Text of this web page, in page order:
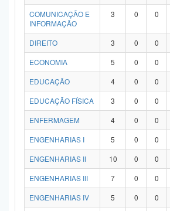
COMUNICAÇÃO E
INFORMAÇÃO
3 0 0
DIREITO 3 0 0
ECONOMIA
5 0 0
EDUCAÇÃO
4 0 0
EDUCAÇÃO FÍSICA
3 0 0
ENFERMAGEM
4 0 0
ENGENHARIAS I
5 0 0
ENGENHARIAS II
10 0 0
ENGENHARIAS III
7 0 0
ENGENHARIAS IV
5 0 0